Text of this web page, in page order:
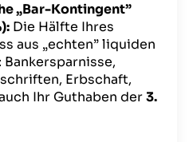
„Bar-Kontingent”
Die Hälfte Ihres
aus „echten” liquiden
Erbschaft,
Ihr Guthaben der3.